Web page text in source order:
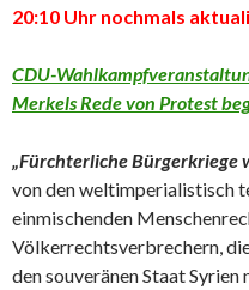
20:10 Uhr nochmals
CDU-
Merkels Rede von Protest
„Fürchterliche Bürgerkriege
von den weltimperialistisch
einmischenden
Völkerrechtsverbrechern,
den souveränen Staat